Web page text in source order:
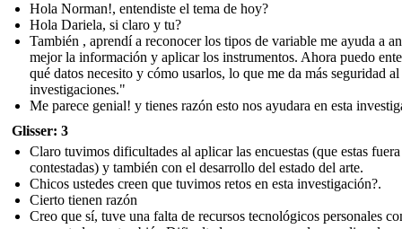
Hola Norman!, entendiste el tema de hoy?
Hola Dariela, si claro y tu?
También , aprendí a reconocer los tipos de variable me ayuda a
mejor la información y aplicar los instrumentos. Ahora puedo
qué datos necesito y cómo usarlos, lo que me da más seguridad al
investigaciones."
Me parece genial! y tienes razón esto nos ayudara en esta
Glisser: 3
Claro tuvimos dificultades al aplicar las encuestas (que estas fuera
contestadas) y también con el desarrollo del estado del arte.
Chicos ustedes creen que tuvimos retos en esta investigación?.
Cierto tienen razón
Creo que sí, tuve una falta de recursos tecnológicos personales